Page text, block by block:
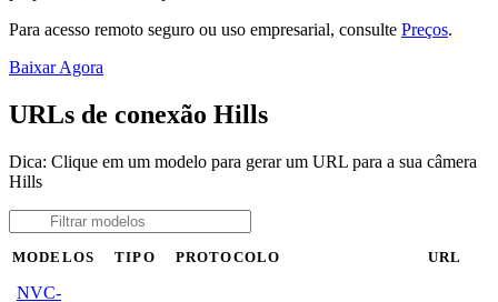
Para acesso remoto seguro ou uso empresarial, consulte Preços.
Baixar Agora
URLs de conexão Hills
Dica: Clique em um modelo para gerar um URL para a sua câmera
Hills
MODELOS TIPO PROTOCOLO URL
NVC-